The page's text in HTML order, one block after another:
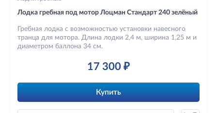
Лодка гребная под мотор Лоцман Стандарт 240 зелёный
Гребная лодка с возможностью установки навесного
транца для мотора. Длина лодки 2,4 м, ширина 1,25 м и
диаметром баллона 34 см.
17 300 ₽
Купить